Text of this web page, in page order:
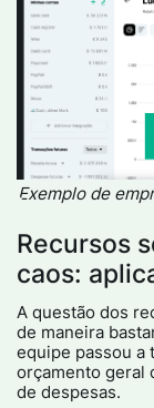
Exemplo de
Recursos
caos:
A questão dos
de maneira
equipe passou
orçamento geral
de despesas.